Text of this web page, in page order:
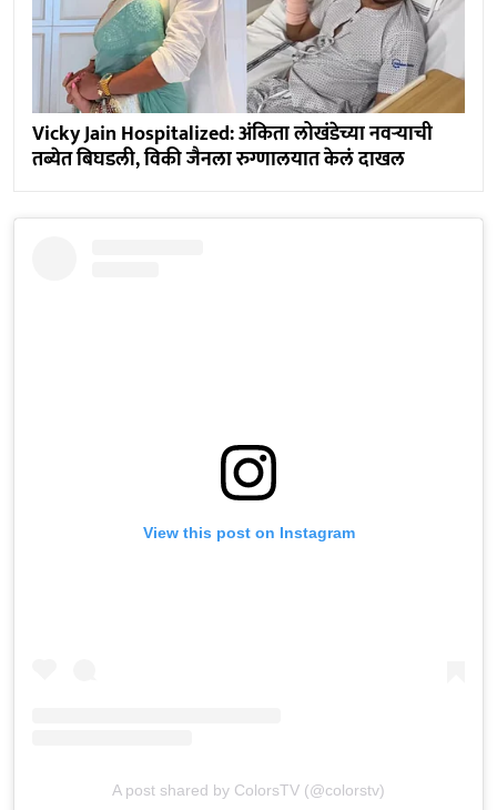
Vicky Jain Hospitalized: अंकिता लोखंडेच्या नवऱ्याची
तब्येत बिघडली, विकी जैनला रुग्णालयात केलं दाखल
View this post on Instagram
A post shared by ColorsTV (@colorstv)